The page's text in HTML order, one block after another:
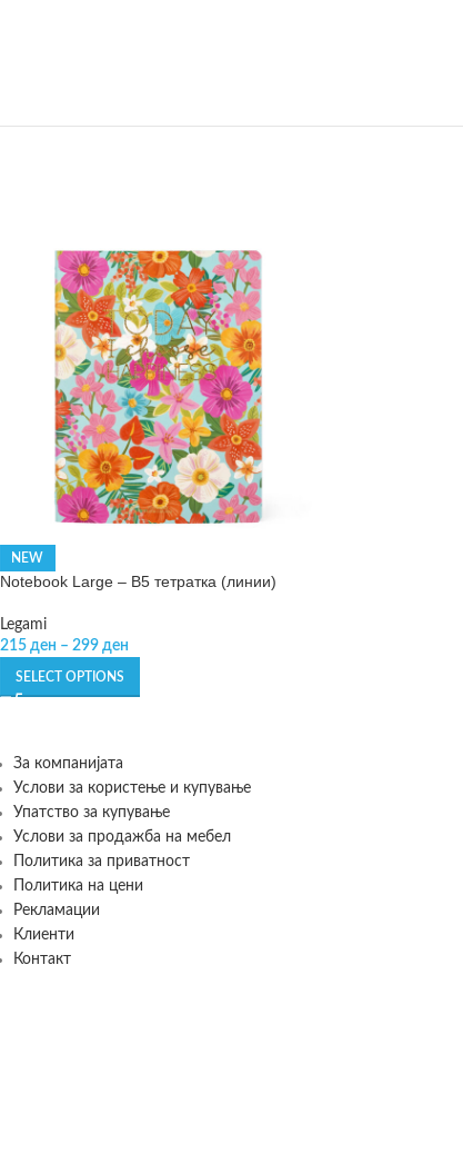
NEW
Notebook Large – B5 тетратка (линии)
Legami
215 ден – 299 ден
SELECT OPTIONS
За компанијата
Услови за користење и купување
Упатство за купување
Услови за продажба на мебел
Политика за приватност
Политика на цени
Рекламации
Клиенти
Контакт